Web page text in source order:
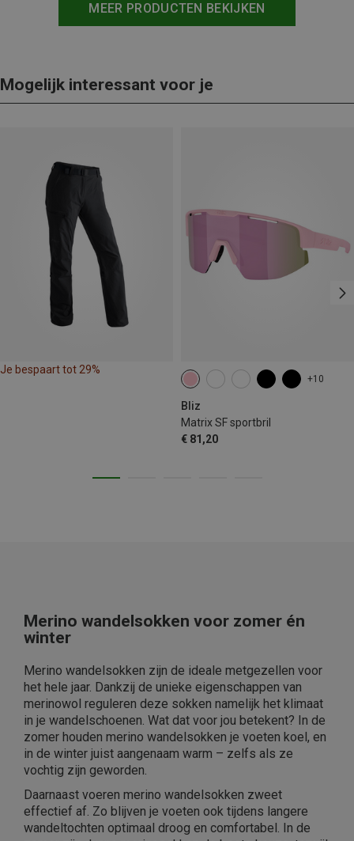
MEER PRODUCTEN BEKIJKEN
Mogelijk interessant voor je
Je bespaart tot 29%
+10
Bliz
Matrix SF sportbril
€ 81,20
Merino wandelsokken voor zomer én
winter
Merino wandelsokken zijn de ideale metgezellen voor
het hele jaar. Dankzij de unieke eigenschappen van
merinowol reguleren deze sokken namelijk het klimaat
in je wandelschoenen. Wat dat voor jou betekent? In de
zomer houden merino wandelsokken je voeten koel, en
in de winter juist aangenaam warm – zelfs als ze
vochtig zijn geworden.
Daarnaast voeren merino wandelsokken zweet
effectief af. Zo blijven je voeten ook tijdens langere
wandeltochten optimaal droog en comfortabel. In de